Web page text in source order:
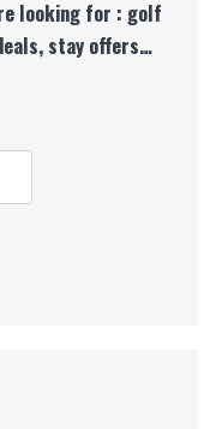
looking for : golf
stay offers…